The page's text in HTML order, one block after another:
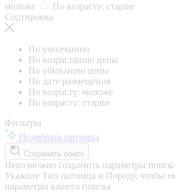
моложе
По возрасту: старше
Сортировка
По умолчанию
По возрастанию цены
По убыванию цены
По дате размещения
По возрасту: моложе
По возрасту: старше
Фильтры
Подобрать питомца
Сохранить поиск
Невозможно сохранить параметры
Укажите Тип питомца и Породу, чтобы
параметры вашего поиска